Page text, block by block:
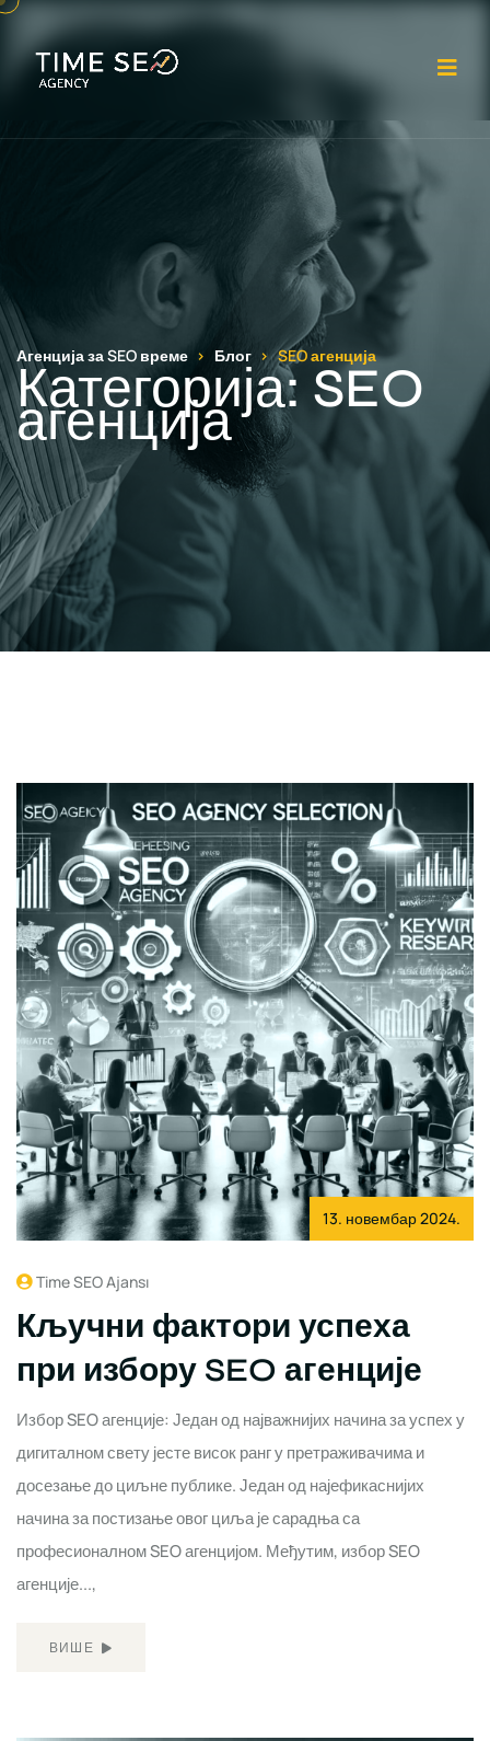
Агенција за SEO време Блог SEO агенција
Категорија: SEO
агенција
13. новембар 2024.
Time SEO Ajansı
Кључни фактори успеха
при избору SEO агенције
Избор SEO агенције: Један од најважнијих начина за успех у
дигиталном свету јесте висок ранг у претраживачима и
досезање до циљне публике. Један од најефикаснијих
начина за постизање овог циља је сарадња са
професионалном SEO агенцијом. Међутим, избор SEO
агенције...,
ВИШЕ